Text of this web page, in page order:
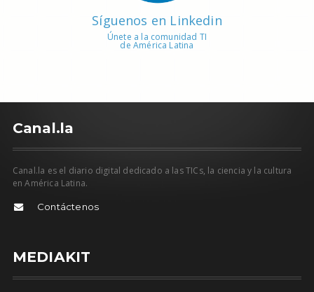
Síguenos en Linkedin
Únete a la comunidad TI
de América Latina
Canal.la
Canal.la es el diario digital dedicado a las TICs, la ciencia y la cultura
en América Latina.
Contáctenos
MEDIAKIT